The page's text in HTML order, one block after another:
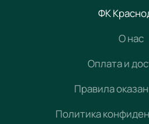
ФК
О нас
Оплата и
Правила
Политика